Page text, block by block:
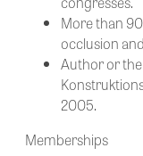
More than
occlusion
Author or the
2005.
Memberships